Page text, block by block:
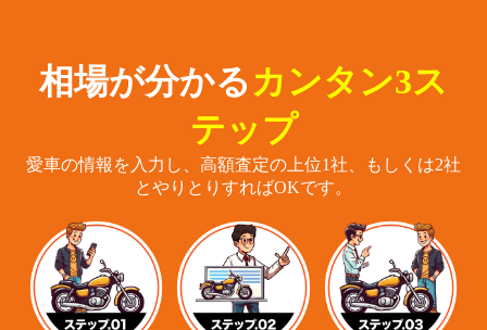
相場が分かる カンタン3ス
テップ
愛車の情報を入力し、高額査定の上位1社、もしくは2社
とやりとりすればOKです。